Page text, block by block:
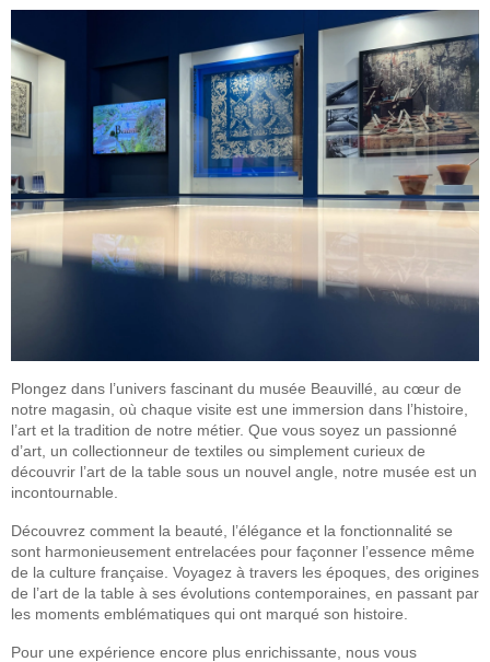
Plongez dans l’univers fascinant du musée Beauvillé, au cœur de
notre magasin, où chaque visite est une immersion dans l’histoire,
l’art et la tradition de notre métier. Que vous soyez un passionné
d’art, un collectionneur de textiles ou simplement curieux de
découvrir l’art de la table sous un nouvel angle, notre musée est un
incontournable.
Découvrez comment la beauté, l’élégance et la fonctionnalité se
sont harmonieusement entrelacées pour façonner l’essence même
de la culture française. Voyagez à travers les époques, des origines
de l’art de la table à ses évolutions contemporaines, en passant par
les moments emblématiques qui ont marqué son histoire.
Pour une expérience encore plus enrichissante, nous vous